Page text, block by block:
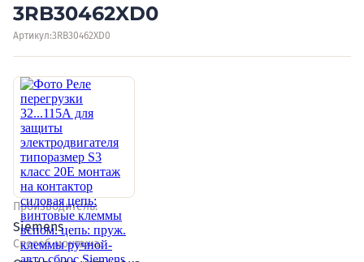
3RB30462XD0
Артикул:3RB30462XD0
Производитель:
Siemens
Способ монтажа: